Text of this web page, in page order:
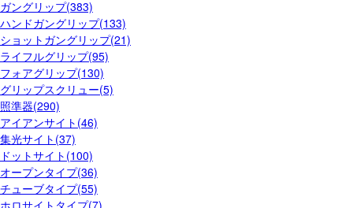
ガングリップ(383)
ハンドガングリップ(133)
ショットガングリップ(21)
ライフルグリップ(95)
フォアグリップ(130)
グリップスクリュー(5)
照準器(290)
アイアンサイト(46)
集光サイト(37)
ドットサイト(100)
オープンタイプ(36)
チューブタイプ(55)